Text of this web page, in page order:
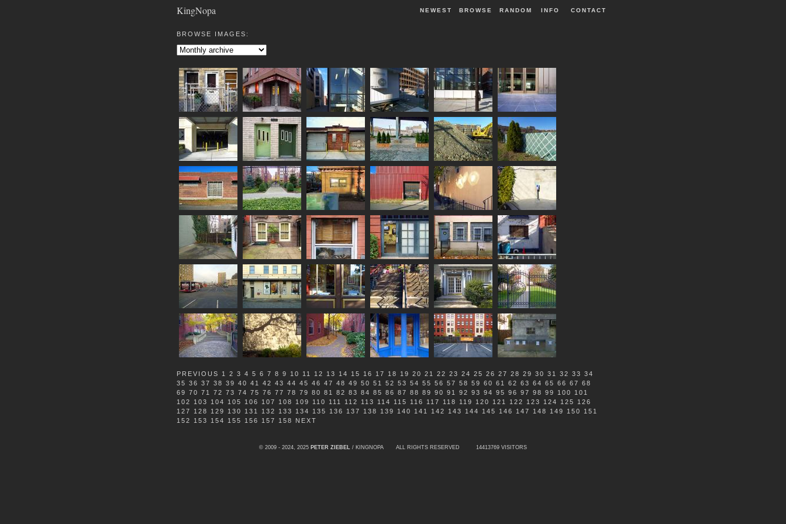
KingNopa NEWEST BROWSE RANDOM INFO CONTACT
BROWSE IMAGES:
PREVIOUS 1 2 3 4 5 6 7 8 9 10 11 12 13 14 15 16 17 18 19 20 21 22 23 24 25 26 27 28 29 30 31 32 33 34
35 36 37 38 39 40 41 42 43 44 45 46 47 48 49 50 51 52 53 54 55 56 57 58 59 60 61 62 63 64 65 66 67 68
69 70 71 72 73 74 75 76 77 78 79 80 81 82 83 84 85 86 87 88 89 90 91 92 93 94 95 96 97 98 99 100
101
102
103 104 105 106 107 108 109 110 111 112 113 114 115 116 117 118 119 120 121 122 123 124 125
126
127
128 129 130 131 132 133 134 135 136 137 138 139 140 141 142 143 144 145 146 147 148 149 150
151
152
153 154 155 156 157 158 NEXT
© 2009 - 2024, 2025 PETER ZIEBEL / KINGNOPA ALL RIGHTS RESERVED 14413769 VISITORS